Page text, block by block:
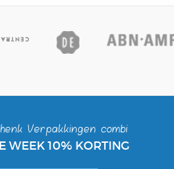
Verpakkingen combi
WEEK 10% KORTING